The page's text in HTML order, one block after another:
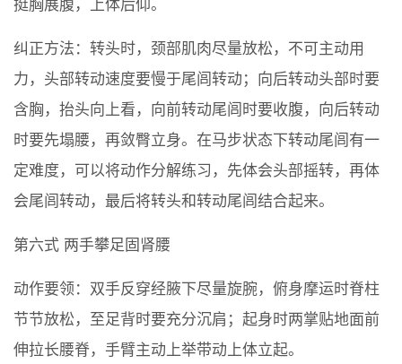
挺胸展腹，上体后仰。
纠正方法：转头时，颈部肌肉尽量放松，不可主动用
力，头部转动速度要慢于尾闾转动；向后转动头部时要
含胸，抬头向上看，向前转动尾闾时要收腹，向后转动
时要先塌腰，再敛臀立身。在马步状态下转动尾闾有一
定难度，可以将动作分解练习，先体会头部摇转，再体
会尾闾转动，最后将转头和转动尾闾结合起来。
第六式 两手攀足固肾腰
动作要领：双手反穿经腋下尽量旋腕，俯身摩运时脊柱
节节放松，至足背时要充分沉肩；起身时两掌贴地面前
伸拉长腰脊，手臂主动上举带动上体立起。